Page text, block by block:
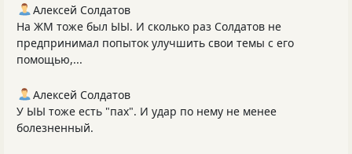
Алексей Солдатов
На ЖМ тоже был ЫЫ. И сколько раз Солдатов не
предпринимал попыток улучшить свои темы с его
помощью,...
Алексей Солдатов
У ЫЫ тоже есть "пах". И удар по нему не менее
болезненный.